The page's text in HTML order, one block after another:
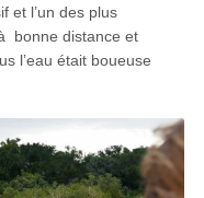
et l’un des plus
bonne distance et
l’eau était boueuse